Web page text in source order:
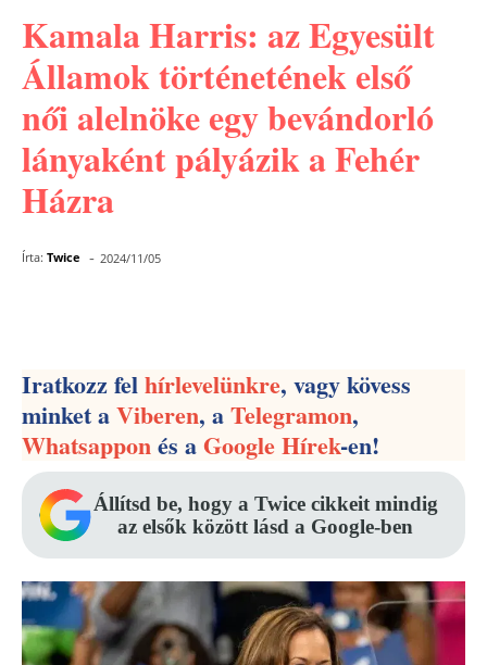
Kamala Harris: az Egyesült
Államok történetének első
női alelnöke egy bevándorló
lányaként pályázik a Fehér
Házra
Írta: Twice - 2024/11/05
Iratkozz felhírlevelünkre, vagy kövess
minket aViberen, aTelegramon,
Whatsapponés aGoogle Hírek-en!
Állítsd be, hogy a Twice cikkeit mindig
az elsők között lásd a Google-ben